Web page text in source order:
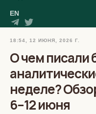
EN
18:54, 12 ИЮНЯ, 2026 Г.
О чем писали
неделе?
6–12 июня